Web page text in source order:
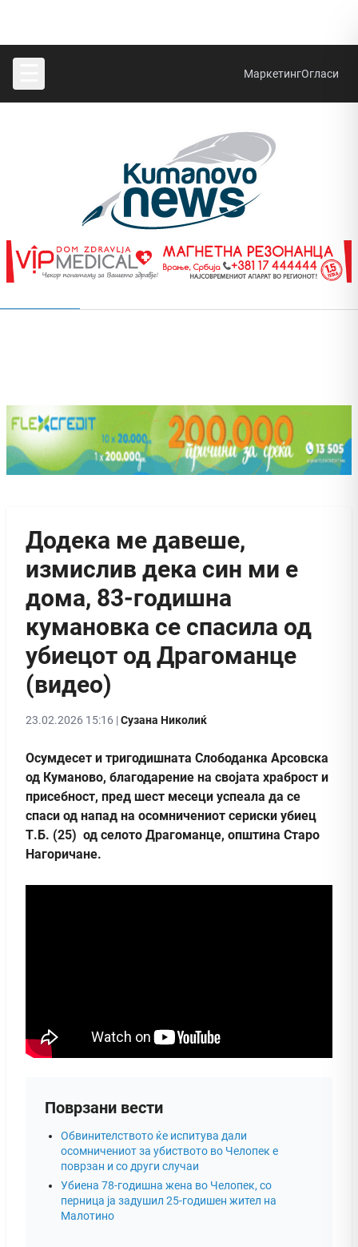
МаркетингОгласи
Додека ме давеше,
измислив дека син ми е
дома, 83-годишна
кумановка се спасила од
убиецот од Драгоманце
(видео)
23.02.2026 15:16 |Сузана Николиќ
Осумдесет и тригодишната Слободанка Арсовска
од Куманово, благодарение на својата храброст и
присебност, пред шест месеци успеала да се
спаси од напад на осомничениот сериски убиец
Т.Б. (25) од селото Драгоманце, општина Старо
Нагоричане.
Поврзани вести
Обвинителството ќе испитува дали
осомничениот за убиството во Челопек е
поврзан и со други случаи
Убиена 78-годишна жена во Челопек, со
перница ја задушил 25-годишен жител на
Малотино